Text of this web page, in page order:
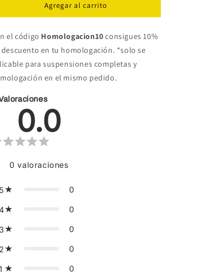
Agregar al carrito
el código Homologacion10consigues 10%
descuento en tu homologación. *solo se
para suspensiones completas y
en el mismo pedido.
0.0
0 valoraciones
5 0
4 0
3 0
2 0
0